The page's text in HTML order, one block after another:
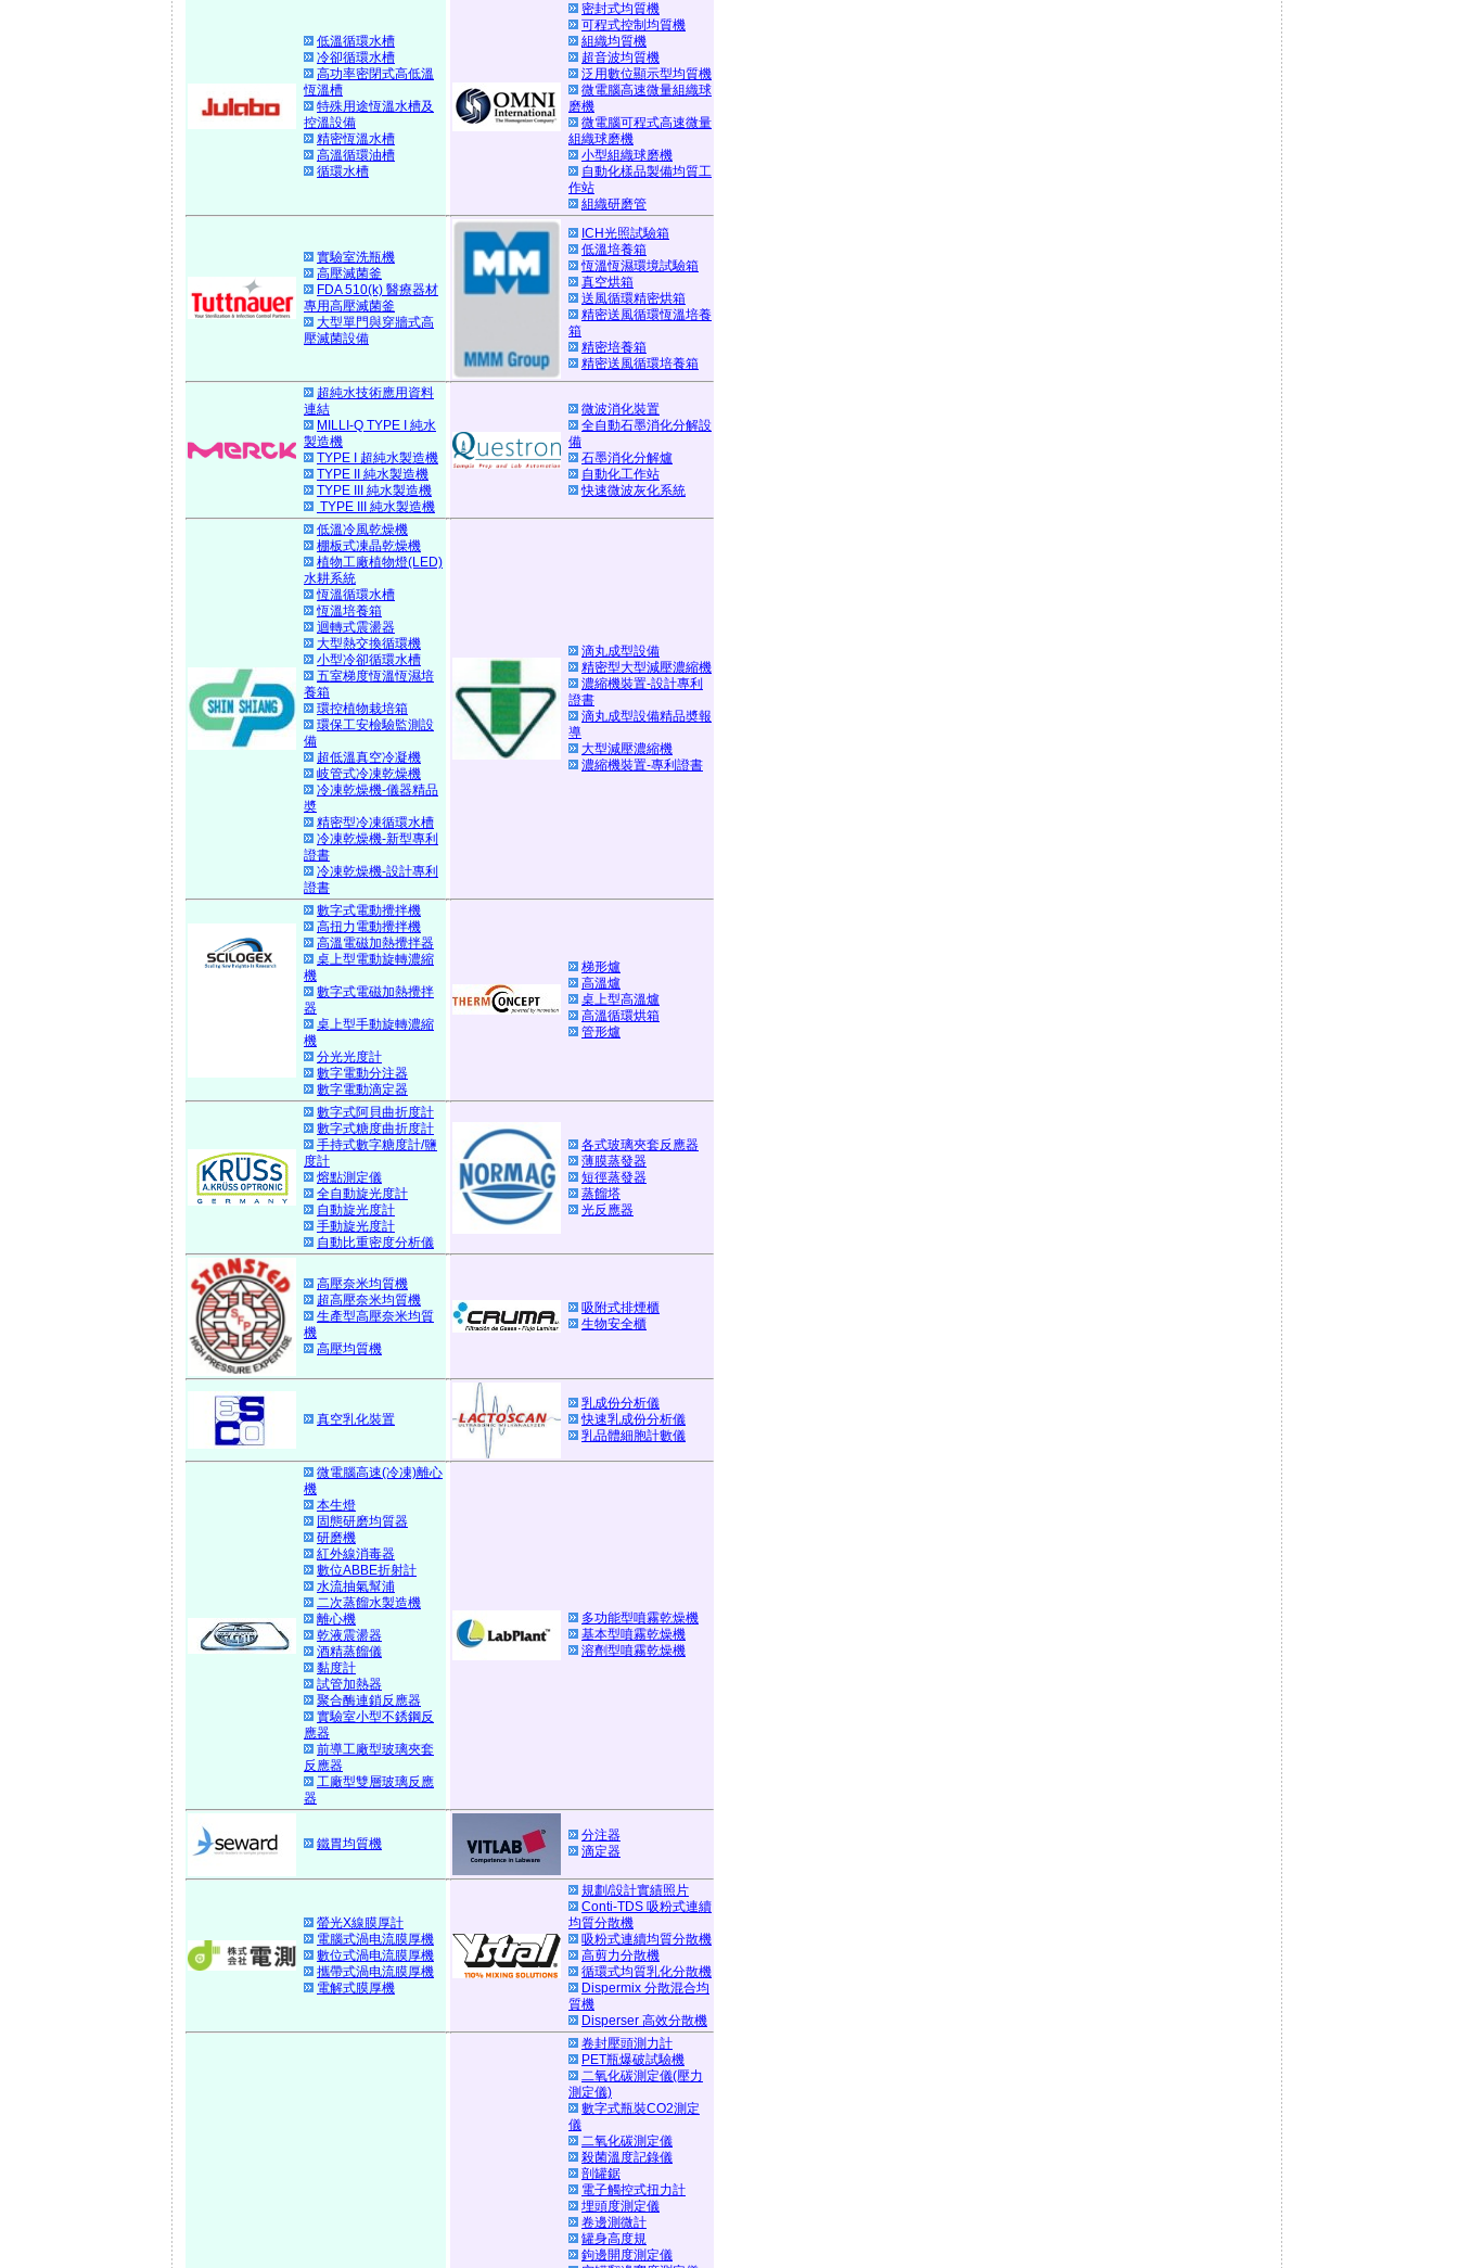
低溫循環水槽
冷卻循環水槽
高功率密閉式高低溫
恆溫槽
特殊用途恆溫水槽及
控溫設備
精密恆溫水槽
高溫循環油槽
循環水槽
密封式均質機
可程式控制均質機
組織均質機
超音波均質機
泛用數位顯示型均質機
微電腦高速微量組織球
磨機
微電腦可程式高速微量
組織球磨機
小型組織球磨機
自動化樣品製備均質工
作站
組織研磨管
實驗室洗瓶機
高壓滅菌釜
FDA 510(k) 醫療器材
專用高壓滅菌釜
大型單門與穿牆式高
壓滅菌設備
ICH光照試驗箱
低溫培養箱
恆溫恆濕環境試驗箱
真空烘箱
送風循環精密烘箱
精密送風循環恆溫培養
箱
精密培養箱
精密送風循環培養箱
超純水技術應用資料
連結
MILLI-Q TYPE I 純水
製造機
TYPE I 超純水製造機
TYPE II 純水製造機
TYPE III 純水製造機
TYPE III 純水製造機
微波消化裝置
全自動石墨消化分解設
備
石墨消化分解爐
自動化工作站
快速微波灰化系統
低溫冷風乾燥機
棚板式凍晶乾燥機
植物工廠植物燈(LED)
水耕系統
恆溫循環水槽
恆溫培養箱
迴轉式震盪器
大型熱交換循環機
小型冷卻循環水槽
五室梯度恆溫恆濕培
養箱
環控植物栽培箱
環保工安檢驗監測設
備
超低溫真空冷凝機
岐管式冷凍乾燥機
冷凍乾燥機-儀器精品
奬
精密型冷凍循環水槽
冷凍乾燥機-新型專利
證書
冷凍乾燥機-設計專利
證書
滴丸成型設備
精密型大型減壓濃縮機
濃縮機裝置-設計專利
證書
滴丸成型設備精品奬報
導
大型減壓濃縮機
濃縮機裝置-專利證書
數字式電動攪拌機
高扭力電動攪拌機
高溫電磁加熱攪拌器
桌上型電動旋轉濃縮
機
數字式電磁加熱攪拌
器
桌上型手動旋轉濃縮
機
分光光度計
數字電動分注器
數字電動滴定器
梯形爐
高溫爐
桌上型高溫爐
高溫循環烘箱
管形爐
數字式阿貝曲折度計
數字式糖度曲折度計
手持式數字糖度計/鹽
度計
熔點測定儀
全自動旋光度計
自動旋光度計
手動旋光度計
自動比重密度分析儀
各式玻璃夾套反應器
薄膜蒸發器
短徑蒸發器
蒸餾塔
光反應器
高壓奈米均質機
超高壓奈米均質機
生產型高壓奈米均質
機
高壓均質機
吸附式排煙櫃
生物安全櫃
真空乳化裝置
乳成份分析儀
快速乳成份分析儀
乳品體細胞計數儀
微電腦高速(冷凍)離心
機
本生燈
固態研磨均質器
研磨機
紅外線消毒器
數位ABBE折射計
水流抽氣幫浦
二次蒸餾水製造機
離心機
乾液震盪器
酒精蒸餾儀
黏度計
試管加熱器
聚合酶連鎖反應器
實驗室小型不銹鋼反
應器
前導工廠型玻璃夾套
反應器
工廠型雙層玻璃反應
器
多功能型噴霧乾燥機
基本型噴霧乾燥機
溶劑型噴霧乾燥機
鐵胃均質機
分注器
滴定器
螢光X線膜厚計
電腦式渦电流膜厚機
數位式渦电流膜厚機
攜帶式渦电流膜厚機
電解式膜厚機
規劃/設計實績照片
Conti-TDS 吸粉式連續
均質分散機
吸粉式連續均質分散機
高剪力分散機
循環式均質乳化分散機
Dispermix 分散混合均
質機
Disperser 高效分散機
卷封壓頭測力計
PET瓶爆破試驗機
二氧化碳測定儀(壓力
測定儀)
數字式瓶裝CO2測定
儀
二氧化碳測定儀
殺菌溫度記錄儀
剖罐鋸
電子觸控式扭力計
埋頭度測定儀
卷邊測微計
罐身高度規
鉤邊開度測定儀